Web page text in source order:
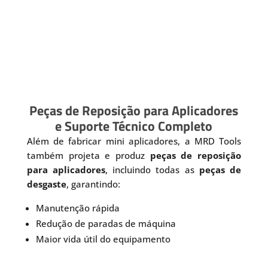
Peças de Reposição para Aplicadores
e Suporte Técnico Completo
Além de fabricar mini aplicadores, a MRD Tools
também projeta e produz peças de reposição
para aplicadores, incluindo todas as peças de
desgaste, garantindo:
Manutenção rápida
Redução de paradas de máquina
Maior vida útil do equipamento